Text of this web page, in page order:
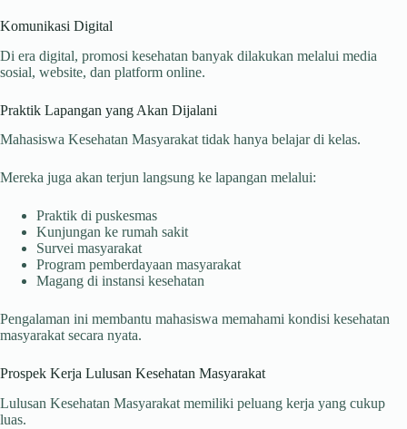
Komunikasi Digital
Di era digital, promosi kesehatan banyak dilakukan melalui media
sosial, website, dan platform online.
Praktik Lapangan yang Akan Dijalani
Mahasiswa Kesehatan Masyarakat tidak hanya belajar di kelas.
Mereka juga akan terjun langsung ke lapangan melalui:
Praktik di puskesmas
Kunjungan ke rumah sakit
Survei masyarakat
Program pemberdayaan masyarakat
Magang di instansi kesehatan
Pengalaman ini membantu mahasiswa memahami kondisi kesehatan
masyarakat secara nyata.
Prospek Kerja Lulusan Kesehatan Masyarakat
Lulusan Kesehatan Masyarakat memiliki peluang kerja yang cukup
luas.